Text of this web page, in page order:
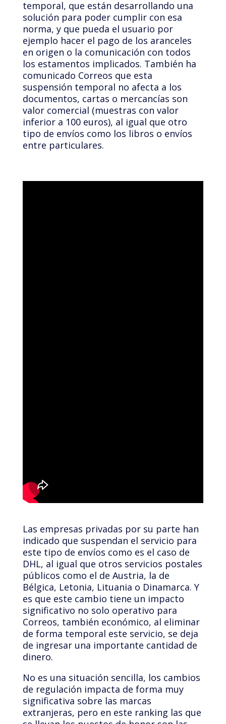
temporal, que están desarrollando una
solución para poder cumplir con esa
norma, y que pueda el usuario por
ejemplo hacer el pago de los aranceles
en origen o la comunicación con todos
los estamentos implicados. También ha
comunicado Correos que esta
suspensión temporal no afecta a los
documentos, cartas o mercancías son
valor comercial (muestras con valor
inferior a 100 euros), al igual que otro
tipo de envíos como los libros o envíos
entre particulares.
Las empresas privadas por su parte han
indicado que suspendan el servicio para
este tipo de envíos como es el caso de
DHL, al igual que otros servicios postales
públicos como el de Austria, la de
Bélgica, Letonia, Lituania o Dinamarca. Y
es que este cambio tiene un impacto
significativo no solo operativo para
Correos, también económico, al eliminar
de forma temporal este servicio, se deja
de ingresar una importante cantidad de
dinero.
No es una situación sencilla, los cambios
de regulación impacta de forma muy
significativa sobre las marcas
extranjeras, pero en este ranking las que